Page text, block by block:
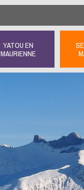
YATOU EN
MAURIENNE